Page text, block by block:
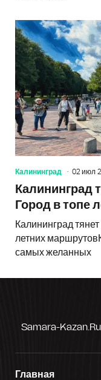
Калининград 02 июл
Калининград
Город в топе
Калининград
летних
самых желанных
Samara-Kazan.ru
Главная